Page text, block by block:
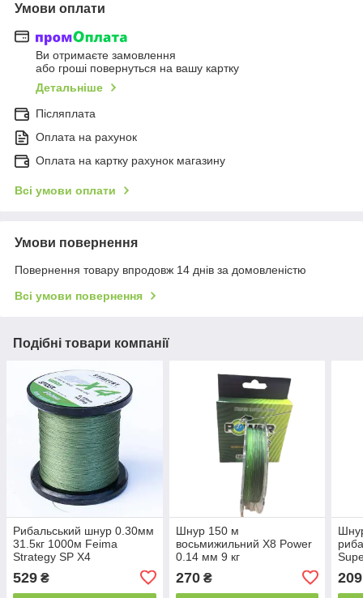
Умови оплати
Ви отримаєте замовлення
або гроші повернуться на вашу картку
Детальніше
Післяплата
Оплата на рахунок
Оплата на картку рахунок магазину
Всі умови оплати
Умови повернення
Повернення товару впродовж 14 днів за домовленістю
Всі умови повернення
Подібні товари компанії
Рибальський шнур 0.30мм
31.5кг 1000м Feima
Strategy SP X4
529 ₴
Шнур 150 м
восьмижильний X8 Power
0.14 мм 9 кг
270₴ 209